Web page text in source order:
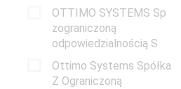
OTTIMO SYSTEMS Sp
zograniczoną
odpowiedzialnością S
Ottimo Systems Spółka
Z Ograniczoną